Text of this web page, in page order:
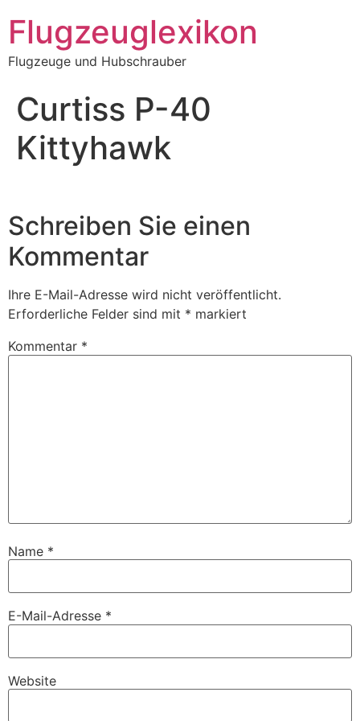
Inhalt
springen
Flugzeuglexikon
Flugzeuge und Hubschrauber
Curtiss P-40
Kittyhawk
Schreiben Sie einen
Kommentar
Ihre E-Mail-Adresse wird nicht veröffentlicht.
Erforderliche Felder sind mit * markiert
Kommentar *
Name *
E-Mail-Adresse *
Website